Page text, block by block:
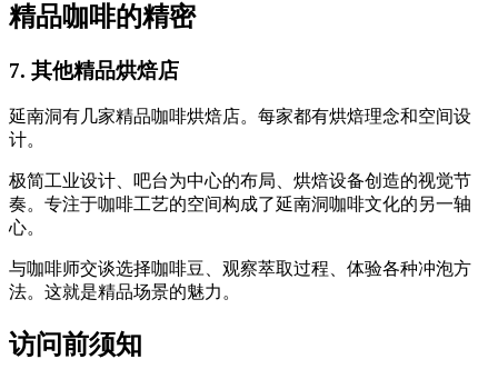
精品咖啡的精密
7. 其他精品烘焙店
延南洞有几家精品咖啡烘焙店。每家都有烘焙理念和空间设
计。
极简工业设计、吧台为中心的布局、烘焙设备创造的视觉节
奏。专注于咖啡工艺的空间构成了延南洞咖啡文化的另一轴
心。
与咖啡师交谈选择咖啡豆、观察萃取过程、体验各种冲泡方
法。这就是精品场景的魅力。
访问前须知